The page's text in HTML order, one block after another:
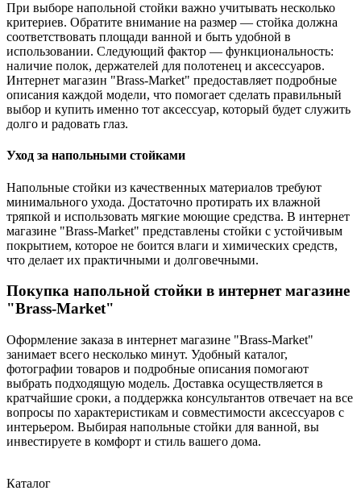
При выборе напольной стойки важно учитывать несколько
критериев. Обратите внимание на размер — стойка должна
соответствовать площади ванной и быть удобной в
использовании. Следующий фактор — функциональность:
наличие полок, держателей для полотенец и аксессуаров.
Интернет магазин "Brass-Market" предоставляет подробные
описания каждой модели, что помогает сделать правильный
выбор и купить именно тот аксессуар, который будет служить
долго и радовать глаз.
Уход за напольными стойками
Напольные стойки из качественных материалов требуют
минимального ухода. Достаточно протирать их влажной
тряпкой и использовать мягкие моющие средства. В интернет
магазине "Brass-Market" представлены стойки с устойчивым
покрытием, которое не боится влаги и химических средств,
что делает их практичными и долговечными.
Покупка напольной стойки в интернет магазине
"Brass-Market"
Оформление заказа в интернет магазине "Brass-Market"
занимает всего несколько минут. Удобный каталог,
фотографии товаров и подробные описания помогают
выбрать подходящую модель. Доставка осуществляется в
кратчайшие сроки, а поддержка консультантов отвечает на все
вопросы по характеристикам и совместимости аксессуаров с
интерьером. Выбирая напольные стойки для ванной, вы
инвестируете в комфорт и стиль вашего дома.
Каталог